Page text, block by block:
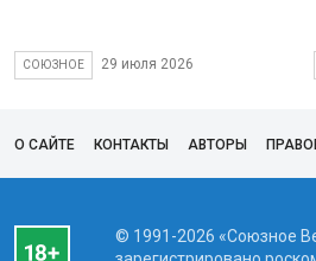
СОЮЗНОЕ 29 июля 2026
О САЙТЕ КОНТАКТЫ АВТОРЫ
© 1991-2026 «Союзное